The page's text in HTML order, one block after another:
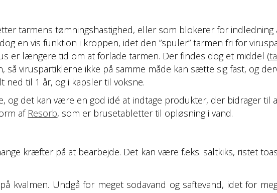
tarmens tømningshastighed, eller som blokerer for indledning
en vis funktion i kroppen, idet den ”spuler” tarmen fri for
er længere tid om at forlade tarmen. Der findes dog et middel (
viruspartiklerne ikke på samme måde kan sætte sig fast, og
ned til 1 år, og i kapsler til voksne.
og det kan være en god idé at indtage produkter, der bidrager til
af Resorb, som er brusetabletter til opløsning i vand.
kræfter på at bearbejde. Det kan være f.eks. saltkiks, ristet
kvalmen. Undgå for meget sodavand og saftevand, idet for